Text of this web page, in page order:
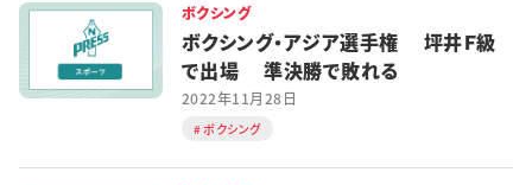
学生記者募集ボクシング
ボクシング・アジア選手権 坪井Ｆ級
で出場 準決勝で敗れる
2022年11月28日
ボクシング